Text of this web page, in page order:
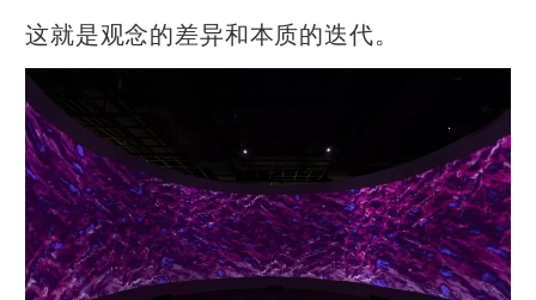
这就是观念的差异和本质的迭代。